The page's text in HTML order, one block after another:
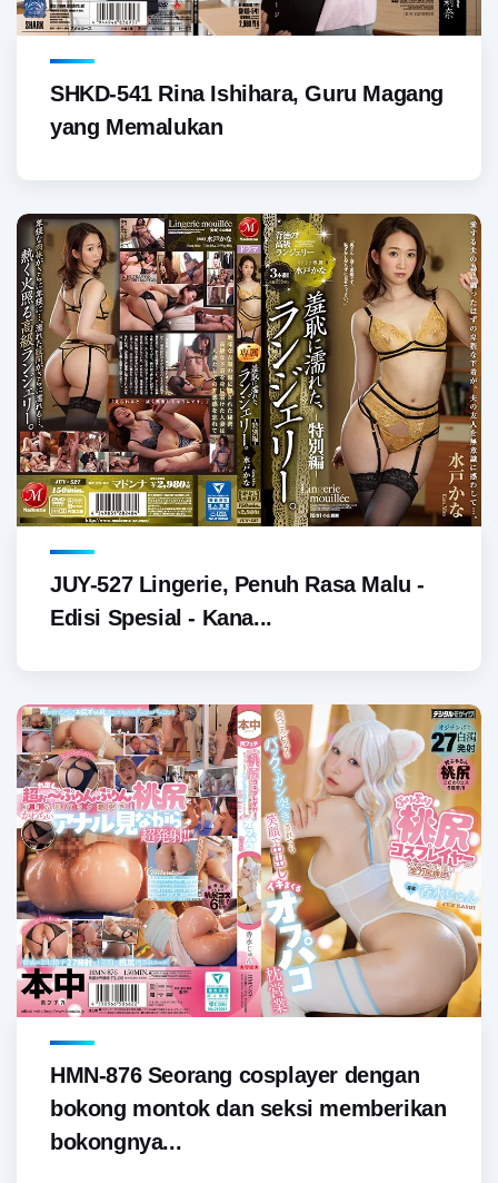
SHKD-541 Rina Ishihara, Guru Magang
yang Memalukan
JUY-527 Lingerie, Penuh Rasa Malu -
Edisi Spesial - Kana...
HMN-876 Seorang cosplayer dengan
bokong montok dan seksi memberikan
bokongnya...